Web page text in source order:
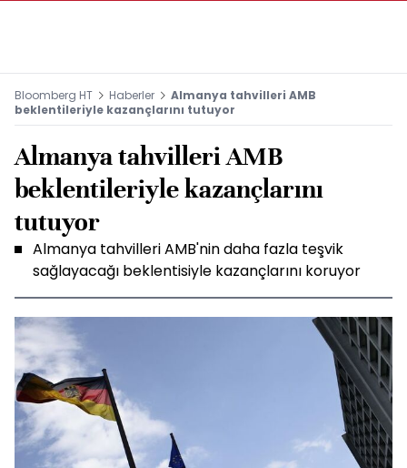
Bloomberg HT Haberler
Almanya tahvilleri AMB
beklentileriyle kazançlarını tutuyor
Almanya tahvilleri AMB
beklentileriyle kazançlarını
tutuyor
Almanya tahvilleri AMB'nin daha fazla teşvik
sağlayacağı beklentisiyle kazançlarını koruyor